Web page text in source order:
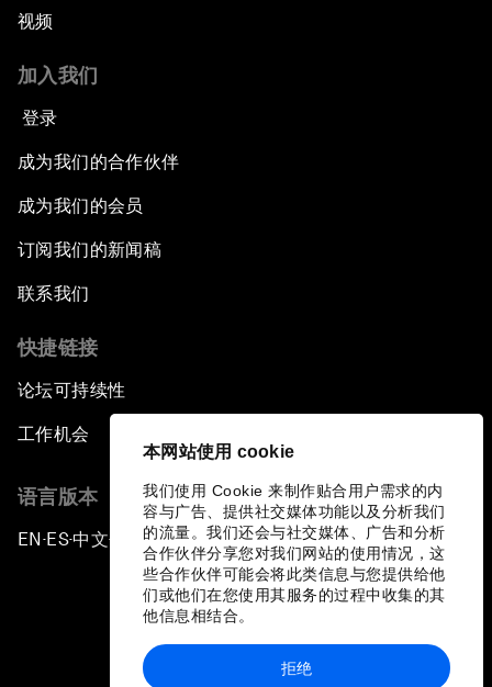
本网站使用 cookie
我们使用 Cookie 来制作贴合用户需求的内
容与广告、提供社交媒体功能以及分析我们
的流量。我们还会与社交媒体、广告和分析
合作伙伴分享您对我们网站的使用情况，这
些合作伙伴可能会将此类信息与您提供给他
们或他们在您使用其服务的过程中收集的其
他信息相结合。
拒绝
视频
加入我们
登录
成为我们的合作伙伴
成为我们的会员
订阅我们的新闻稿
联系我们
快捷链接
论坛可持续性
工作机会
语言版本
EN ▪ ES▪中文▪ 日本語